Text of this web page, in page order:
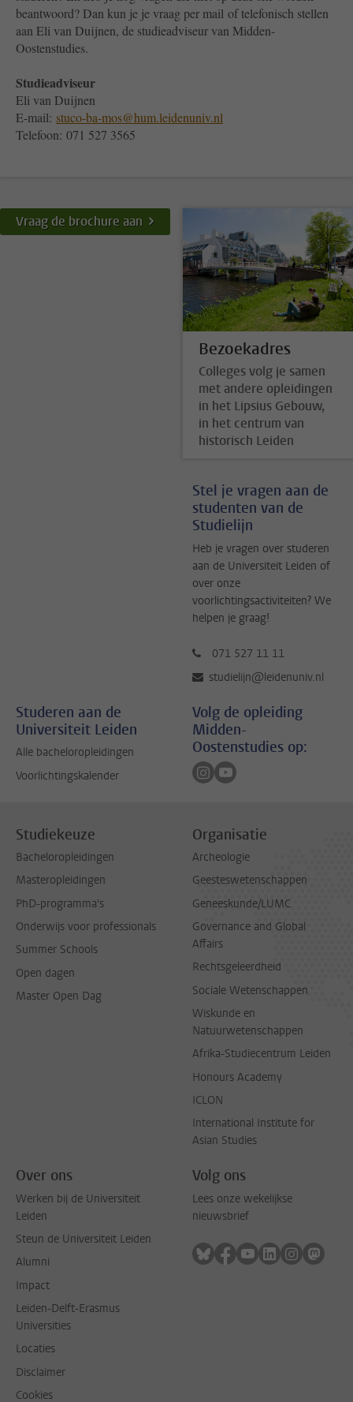
beantwoord? Dan kun je je vraag per mail of telefonisch stellen
aan Eli van Duijnen, de studieadviseur van Midden-
Oostenstudies.
Studieadviseur
Eli van Duijnen
E-mail: stuco-ba-mos@hum.leidenuniv.nl
Telefoon: 071 527 3565
Vraag de brochure aan
Bezoekadres
Colleges volg je samen
met andere opleidingen
in het Lipsius Gebouw,
in het centrum van
historisch Leiden
Stel je vragen aan de
studenten van de
Studielijn
Heb je vragen over studeren
aan de Universiteit Leiden of
over onze
voorlichtingsactiviteiten? We
helpen je graag!
071 527 11 11
studielijn@leidenuniv.nl
Studeren aan de
Universiteit Leiden
Alle bacheloropleidingen
Voorlichtingskalender
Volg de opleiding
Midden-
Oostenstudies op:
Volg ons op instagram
Volg ons op youtube
Studiekeuze
Bacheloropleidingen
Masteropleidingen
PhD-programma's
Onderwijs voor professionals
Summer Schools
Open dagen
Master Open Dag
Organisatie
Archeologie
Geesteswetenschappen
Geneeskunde/LUMC
Governance and Global
Affairs
Rechtsgeleerdheid
Sociale Wetenschappen
Wiskunde en
Natuurwetenschappen
Afrika-Studiecentrum Leiden
Honours Academy
ICLON
International Institute for
Asian Studies
Over ons
Werken bij de Universiteit
Leiden
Steun de Universiteit Leiden
Alumni
Impact
Leiden-Delft-Erasmus
Universities
Locaties
Disclaimer
Cookies
Volg ons
Lees onze wekelijkse
nieuwsbrief
Volg ons op bluesky
Volg ons op facebook
Volg ons op
Volg ons op
Volg ons
Volg